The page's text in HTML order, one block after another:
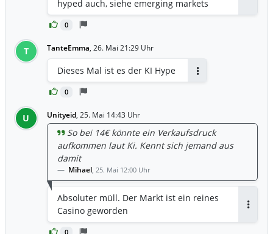
0
hyped auch, siehe emerging markets
T TanteEmma, 26. Mai 21:29 Uhr
0
Dieses Mal ist es der KI Hype
U Unityeid, 25. Mai 14:43 Uhr
0
So bei 14€ könnte ein Verkaufsdruck
aufkommen laut Ki. Kennt sich jemand aus
damit
Mihael, 25. Mai 12:00 Uhr
Absoluter müll. Der Markt ist ein reines
Casino geworden